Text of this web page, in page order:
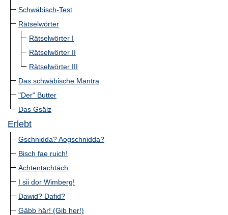
Schwäbisch-Test
Rätselwörter
Rätselwörter I
Rätselwörter II
Rätselwörter III
Das schwäbische Mantra
"Der" Butter
Das Gsälz
Erlebt
Gschnidda? Aogschnidda?
Bisch fae ruich!
Achtentachtäch
I sii dor Wimberg!
Dawid? Dafid?
Gäbb här! (Gib her!)